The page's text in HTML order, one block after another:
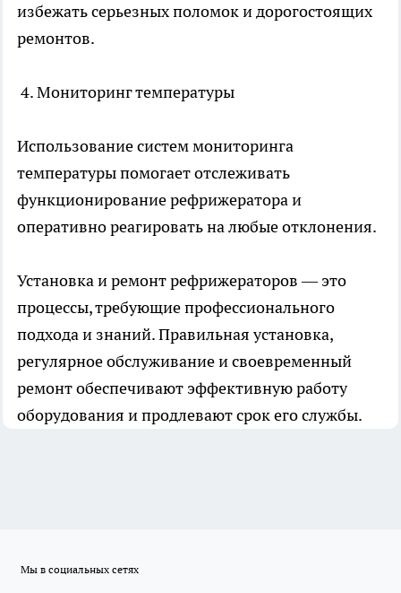
избежать серьезных поломок и дорогостоящих
ремонтов.
4. Мониторинг температуры
Использование систем мониторинга
температуры помогает отслеживать
функционирование рефрижератора и
оперативно реагировать на любые отклонения.
Установка и ремонт рефрижераторов— это
процессы, требующие профессионального
подхода и знаний. Правильная установка,
регулярное обслуживание и своевременный
ремонт обеспечивают эффективную работу
оборудования и продлевают срок его службы.
Мы в социальных сетях